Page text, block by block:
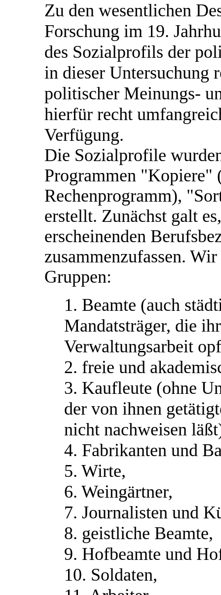
Zu den wesentlichen
Forschung im 19.
des Sozialprofils der
in dieser Untersuchung
politischer Meinungs-
hierfür recht
Verfügung.
Die Sozialprofile
Programmen "Kopiere"
Rechenprogramm),
erstellt. Zunächst galt
erscheinenden
zusammenzufassen.
Gruppen:
1. Beamte (auch
Mandatsträger, die
Verwaltungsarbeit
2. freie und
3. Kaufleute (ohne
der von ihnen
nicht nachweisen
4. Fabrikanten und
5. Wirte,
6. Weingärtner,
7. Journalisten und
8. geistliche Beamte,
9. Hofbeamte und
10. Soldaten,